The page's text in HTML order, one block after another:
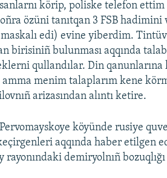
körip, poliske telefon
özüni tanıtqan 3 FSB
edi) evine yiberdim. Tintüv
birisiniñ bulunması aqqında
qullandılar. Din
amma menim talaplarım kene
arizasından alıntı ketire.
Pervomayskoye köyünde rusiye
aqqında haber etilgen
demiryolnıñ